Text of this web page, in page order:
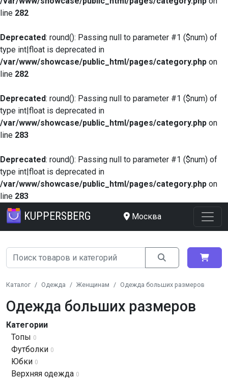
line 282
Deprecated: round(): Passing null to parameter #1 ($num) of
type int|float is deprecated in
/var/www/showcase/public_html/pages/category.php on
line 282
Deprecated: round(): Passing null to parameter #1 ($num) of
type int|float is deprecated in
/var/www/showcase/public_html/pages/category.php on
line 283
Deprecated: round(): Passing null to parameter #1 ($num) of
type int|float is deprecated in
/var/www/showcase/public_html/pages/category.php on
line 283
KUPPERSBERG Москва
Каталог Одежда Женщинам Одежда больших размеров
Одежда больших размеров
Категории
Топы 0
Футболки 0
Юбки 0
Верхняя одежда 0